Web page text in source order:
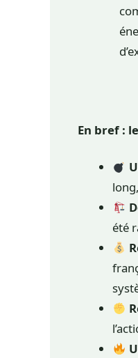
En bref :
été